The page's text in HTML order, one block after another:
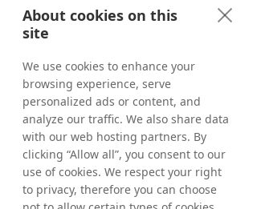
conformidad con la Ley de Mercados de
Valores de Suecia (Sw. lagen om
värdepappersmarknaden) y/o la Ley de
Comercio Financiero de Suecia (Sw. lagen
om handel med finansiella instrument). Esta
información se publicó a las 10.45 CET del 3
de septiembre de 2015.
Para obtener más información, póngase en
contacto con:
Matthias Stadelmeyer, director ejecutivo de
Tradedoubler
About cookies on this
site
We use cookies to enhance your
browsing experience, serve
personalized ads or content, and
analyze our traffic. We also share data
with our web hosting partners. By
clicking “Allow all”, you consent to our
use of cookies. We respect your right
to privacy, therefore you can choose